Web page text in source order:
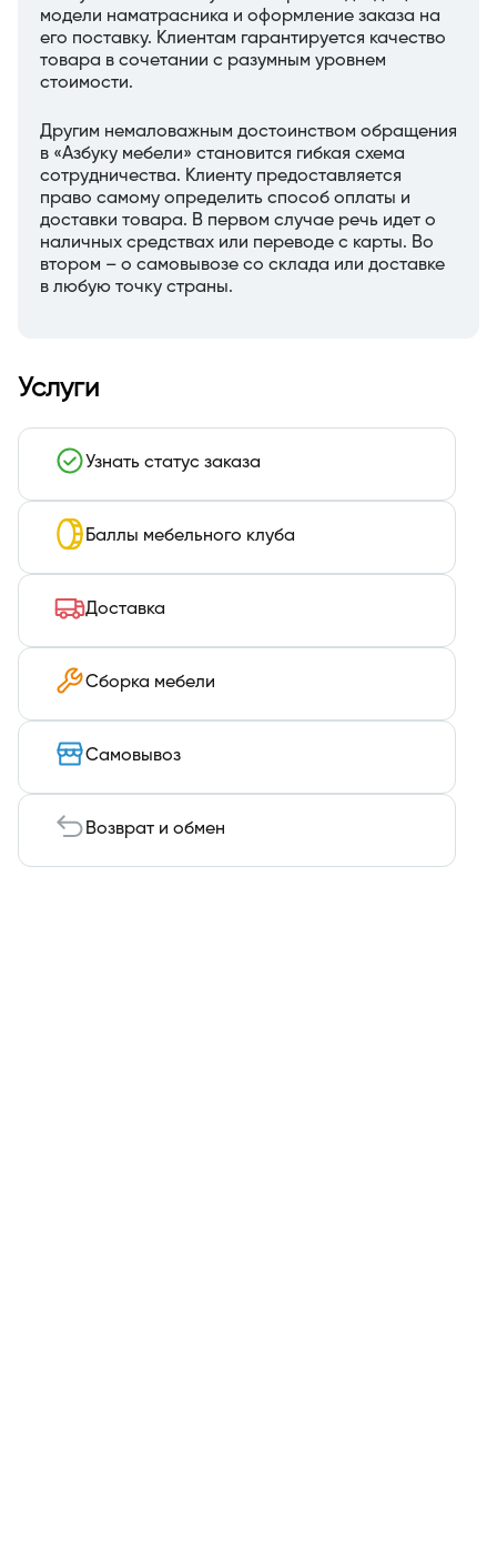
модели наматрасника и оформление заказа на
его поставку. Клиентам гарантируется качество
товара в сочетании с разумным уровнем
стоимости.
Другим немаловажным достоинством обращения
в «Азбуку мебели» становится гибкая схема
сотрудничества. Клиенту предоставляется
право самому определить способ оплаты и
доставки товара. В первом случае речь идет о
наличных средствах или переводе с карты. Во
втором – о самовывозе со склада или доставке
в любую точку страны.
Услуги
Узнать статус заказа
Баллы мебельного клуба
Доставка
Сборка мебели
Самовывоз
Возврат и обмен